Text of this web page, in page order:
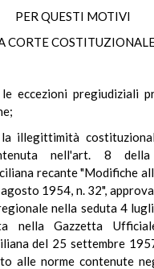
PER QUESTI MOTIVI
CORTE
eccezioni pregiudiziali
illegittimità
nell'art. 8
recante "Modifiche
1954, n. 32",
nella seduta 4
nella Gazzetta
del 25 settembre
alle norme contenute